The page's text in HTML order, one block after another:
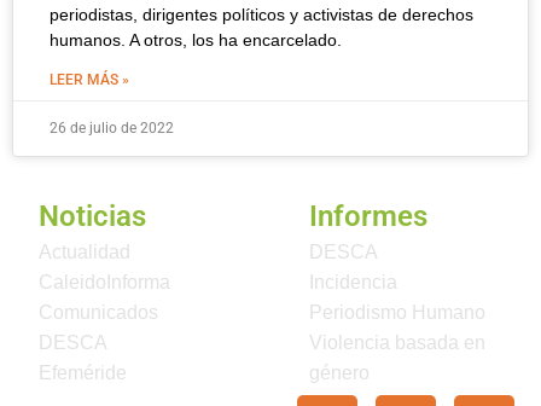
periodistas, dirigentes políticos y activistas de derechos
humanos. A otros, los ha encarcelado.
LEER MÁS »
26 de julio de 2022
Noticias
Actualidad
CaleidoInforma
Comunicados
DESCA
Efeméride
Informes
DESCA
Incidencia
Periodismo Humano
Violencia basada en
género